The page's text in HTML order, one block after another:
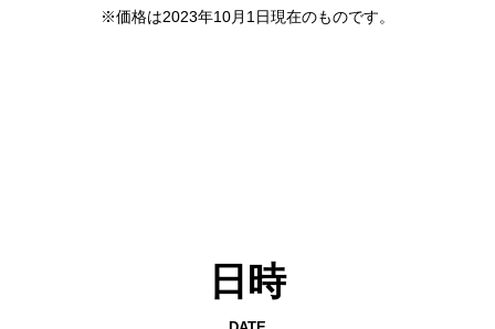
※価格は2023年10月1日現在のものです。
日時